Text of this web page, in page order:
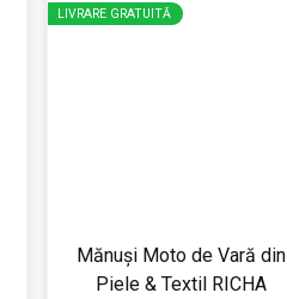
LIVRARE GRATUITĂ
Mănuși Moto de Vară din
Piele & Textil RICHA